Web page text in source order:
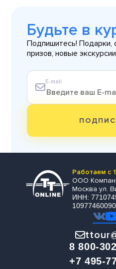
Будьте в
Подпишитесь! Подарки,
призов, новые
E-mail
Работаем с
ООО
Москва ул.
ИНН:
8 800-
+7 495-